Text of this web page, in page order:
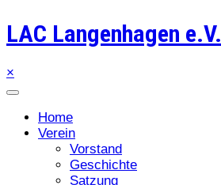
LAC Langenhagen e.V.
×
Home
Verein
Vorstand
Geschichte
Satzung